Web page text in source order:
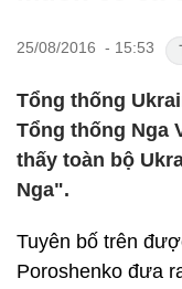
25/08/2016 - 15:53
Tổng thống
Tổng thống Nga
thấy toàn bộ
Nga".
Tuyên bố trên
Poroshenko đưa